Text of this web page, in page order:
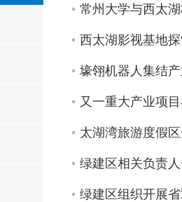
常州大学与西太
西太湖影视基地
壕翎机器人集结
又一重大产业项
太湖湾旅游度假
绿建区相关负责
绿建区组织开展